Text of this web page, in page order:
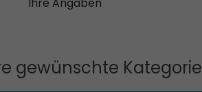
gewünschte Kategorie